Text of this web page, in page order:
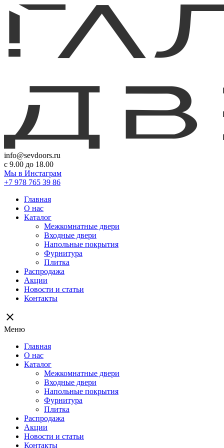
info@sevdoors.ru
c 9.00 до 18.00
Мы в Инстаграм
+7 978 765 39 86
Главная
О нас
Каталог
Межкомнатные двери
Входные двери
Напольные покрытия
Фурнитура
Плитка
Распродажа
Акции
Новости и статьи
Контакты
close
Меню
Главная
О нас
Каталог
Межкомнатные двери
Входные двери
Напольные покрытия
Фурнитура
Плитка
Распродажа
Акции
Новости и статьи
Контакты